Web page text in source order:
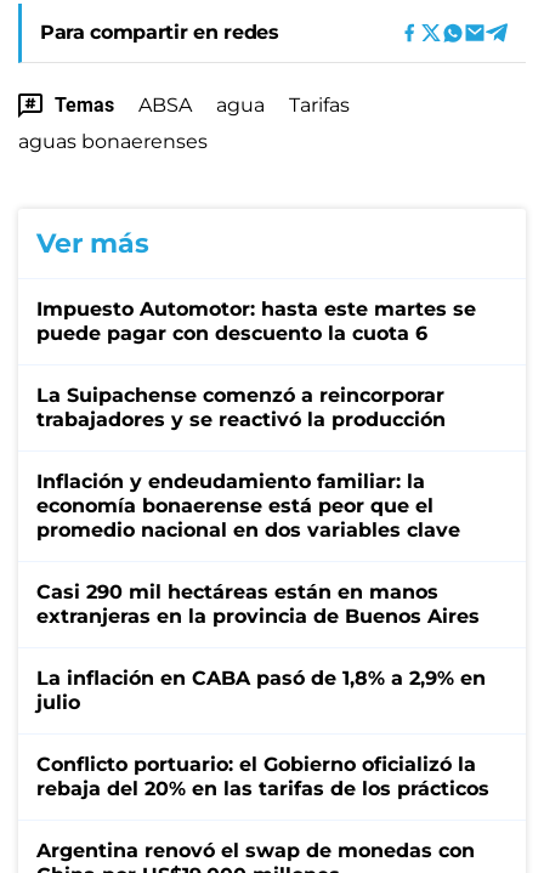
Para compartir en redes
Temas ABSA agua
Tarifas
aguas bonaerenses
Ver más
Impuesto Automotor: hasta este martes se
puede pagar con descuento la cuota 6
La Suipachense comenzó a reincorporar
trabajadores y se reactivó la producción
Inflación y endeudamiento familiar: la
economía bonaerense está peor que el
promedio nacional en dos variables clave
Casi 290 mil hectáreas están en manos
extranjeras en la provincia de Buenos Aires
La inflación en CABA pasó de 1,8% a 2,9% en
julio
Conflicto portuario: el Gobierno oficializó la
rebaja del 20% en las tarifas de los prácticos
Argentina renovó el swap de monedas con